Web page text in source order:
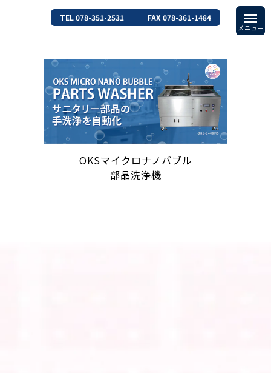
TEL 078-351-2531 FAX 078-361-1484
OKSマイクロナノバブル
部品洗浄機